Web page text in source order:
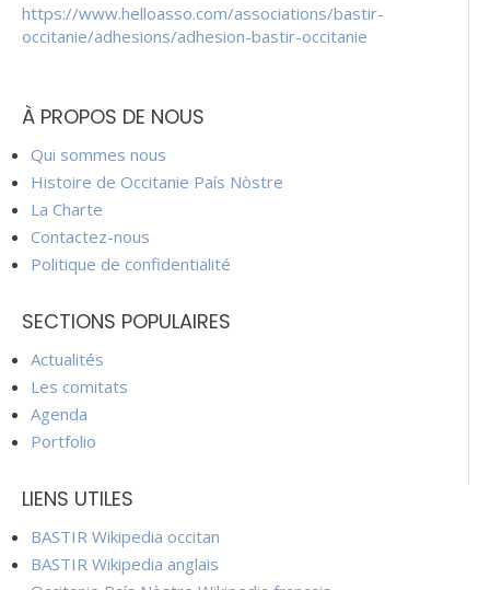
https://www.helloasso.com/associations/bastir-
occitanie/adhesions/adhesion-bastir-occitanie
À PROPOS DE NOUS
Qui sommes nous
Histoire de Occitanie País Nòstre
La Charte
Contactez-nous
Politique de confidentialité
SECTIONS POPULAIRES
Actualités
Les comitats
Agenda
Portfolio
LIENS UTILES
BASTIR Wikipedia occitan
BASTIR Wikipedia anglais